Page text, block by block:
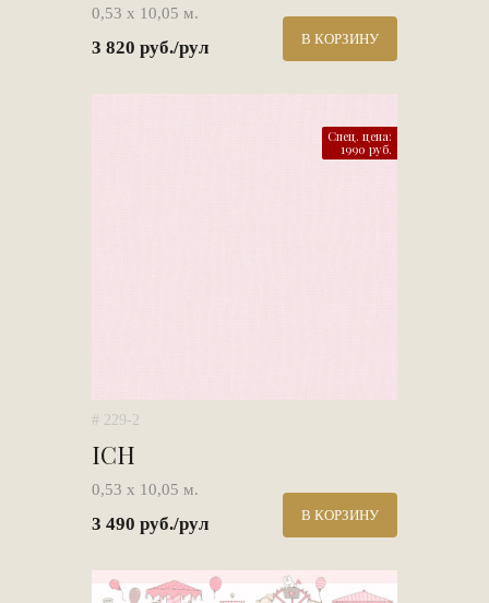
0,53 х 10,05 м.
3 820 руб./рул В КОРЗИНУ
Спец. цена:
1990 руб.
# 229-2
ICH
0,53 х 10,05 м.
3 490 руб./рул В КОРЗИНУ